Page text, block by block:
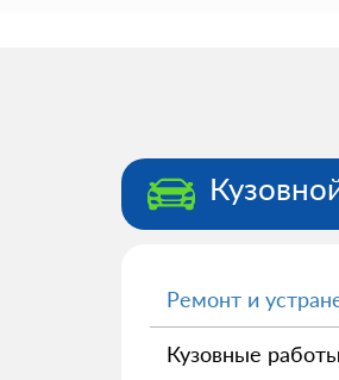
Ремонт и
Кузовные работы